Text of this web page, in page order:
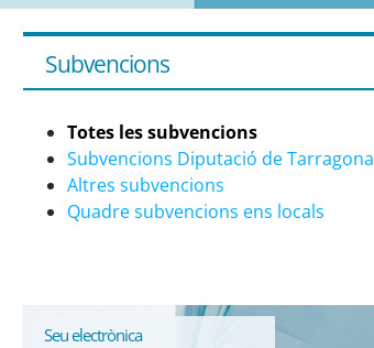
Totes les subvencions - eSAM
Subvencions
Totes les subvencions
Subvencions Diputació de Tarragona
Altres subvencions
Quadre subvencions ens locals
Seu electrònica